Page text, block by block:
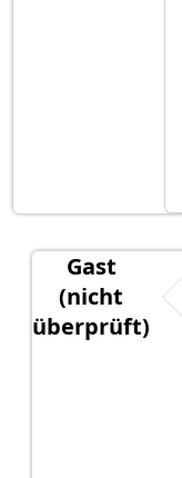
Gast
(nicht
überprüft)